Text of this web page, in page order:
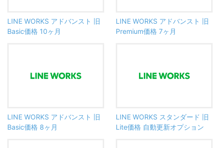
LINE WORKS アドバンスト 旧
Basic価格 10ヶ月
LINE WORKS アドバンスト 旧
Premium価格 7ヶ月
LINE WORKS アドバンスト 旧
Basic価格 8ヶ月
LINE WORKS スタンダード 旧
Lite価格 自動更新オプション